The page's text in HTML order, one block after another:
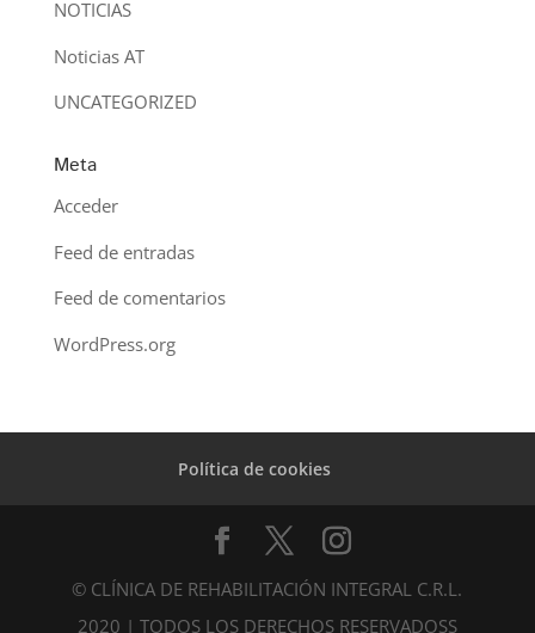
NOTICIAS
Noticias AT
UNCATEGORIZED
Meta
Acceder
Feed de entradas
Feed de comentarios
WordPress.org
Política de cookies
© CLÍNICA DE REHABILITACIÓN INTEGRAL C.R.L.
2020 | TODOS LOS DERECHOS RESERVADOSS